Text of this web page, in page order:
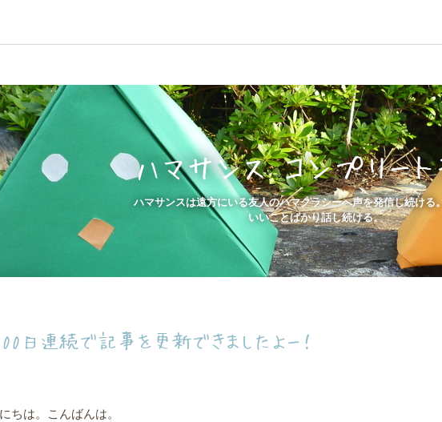
ハマサンス コンプリート
ハマサンスは遠方にいる友人のハマクラシーへ声を発信し続け
いいことばかり話し続ける。
日連続で記事を更新できましたよー！
ちは。こんばんは。